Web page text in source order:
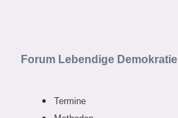
Forum Lebendige Demokratie
Termine